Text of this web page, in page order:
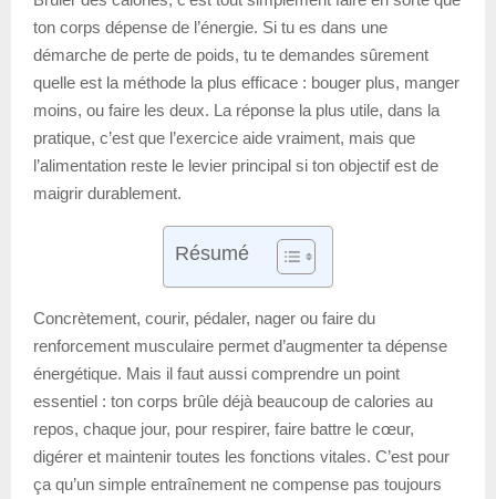
ton corps dépense de l’énergie. Si tu es dans une
démarche de perte de poids, tu te demandes sûrement
quelle est la méthode la plus efficace : bouger plus, manger
moins, ou faire les deux. La réponse la plus utile, dans la
pratique, c’est que l’exercice aide vraiment, mais que
l’alimentation reste le levier principal si ton objectif est de
maigrir durablement.
Résumé
Concrètement, courir, pédaler, nager ou faire du
renforcement musculaire permet d’augmenter ta dépense
énergétique. Mais il faut aussi comprendre un point
essentiel : ton corps brûle déjà beaucoup de calories au
repos, chaque jour, pour respirer, faire battre le cœur,
digérer et maintenir toutes les fonctions vitales. C’est pour
ça qu’un simple entraînement ne compense pas toujours